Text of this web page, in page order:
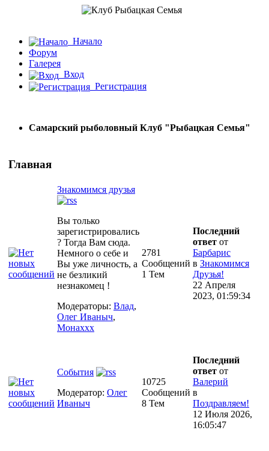
Начало
Форум
Галерея
Вход
Регистрация
Самарский рыболовный Клуб "Рыбацкая Семья"
Главная
Знакомимся друзья
Вы только
зарегистрировались
? Тогда Вам сюда.
Немного о себе и
Вы уже личность, а
не безликий
незнакомец !
Модераторы: Влад,
Олег Иваныч,
Монаххх
2781
Сообщений
1 Тем
Последний
ответ от
Барбарис
в Знакомимся
Друзья!
22 Апреля
2023, 01:59:34
События
Модератор: Олег
Иваныч
10725
Сообщений
8 Тем
Последний
ответ от
Валерий
в
Поздравляем!
12 Июля 2026,
16:05:47